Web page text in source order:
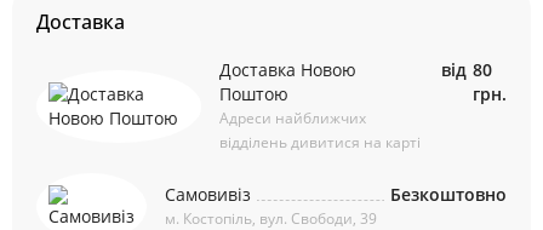
Доставка
Доставка Новою
Поштою
Адреси найближчих
відділень дивитися на карті
від 80
грн.
Самовивіз
м. Костопіль, вул. Свободи, 39
Безкоштовно